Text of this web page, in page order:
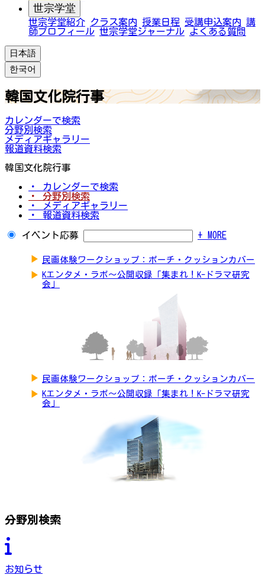
世宗学堂
世宗学堂紹介 クラス案内 授業日程 受講申込案内 講
師プロフィール 世宗学堂ジャーナル よくある質問
日本語
한국어
韓国文化院行事
カレンダーで検索
分野別検索
メディアギャラリー
報道資料検索
韓国文化院行事
・ カレンダーで検索
・ 分野別検索
・ メディアギャラリー
・ 報道資料検索
イベント応募 + MORE
▶ 民画体験ワークショップ：ポーチ・クッションカバー
▶ Kエンタメ・ラボ～公開収録「集まれ！K-ドラマ研究
会」
▶ 民画体験ワークショップ：ポーチ・クッションカバー
▶ Kエンタメ・ラボ～公開収録「集まれ！K-ドラマ研究
会」
分野別検索
お知らせ